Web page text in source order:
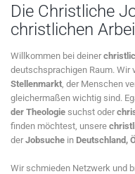
Die Christliche
christlichen
Willkommen bei deiner
deutschsprachigen Raum. Wir
Stellenmarkt , der Menschen
gleichermaßen wichtig sind.
der Theologie suchst oder
finden möchtest, unsere
derJobsuche in Deutschland,
Wir schmieden Netzwerk und